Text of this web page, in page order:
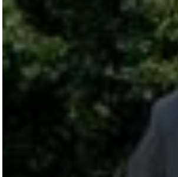
All Pages News
AKTUELLES
LUDGER